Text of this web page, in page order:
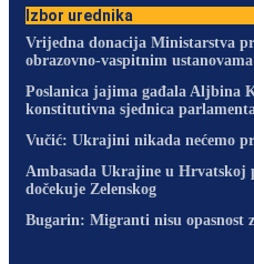
Izbor urednika
Vrijedna donacija Ministarstva
obrazovno-vaspitnim
Poslanica jajima gađala Aljbina
konstitutivna sjednica
Vučić: Ukrajini nikada nećemo
Ambasada Ukrajine u
dočekuje Zelenskog
Bugarin: Migranti nisu opasnost